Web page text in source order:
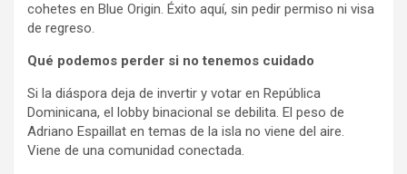
cohetes en Blue Origin. Éxito aquí, sin pedir permiso ni visa
de regreso.
Qué podemos perder si no tenemos cuidado
Si la diáspora deja de invertir y votar en República
Dominicana, el lobby binacional se debilita. El peso de
Adriano Espaillat en temas de la isla no viene del aire.
Viene de una comunidad conectada.